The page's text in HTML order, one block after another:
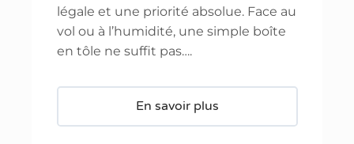
légale et une priorité absolue. Face au
vol ou à l’humidité, une simple boîte
en tôle ne suffit pas….
En savoir plus